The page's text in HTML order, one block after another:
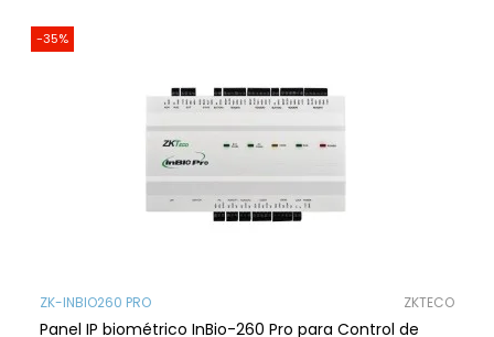
-35%
ZK-INBIO260 PRO ZKTECO
Panel IP biométrico InBio-260 Pro para Control de